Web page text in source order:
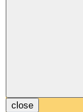
close